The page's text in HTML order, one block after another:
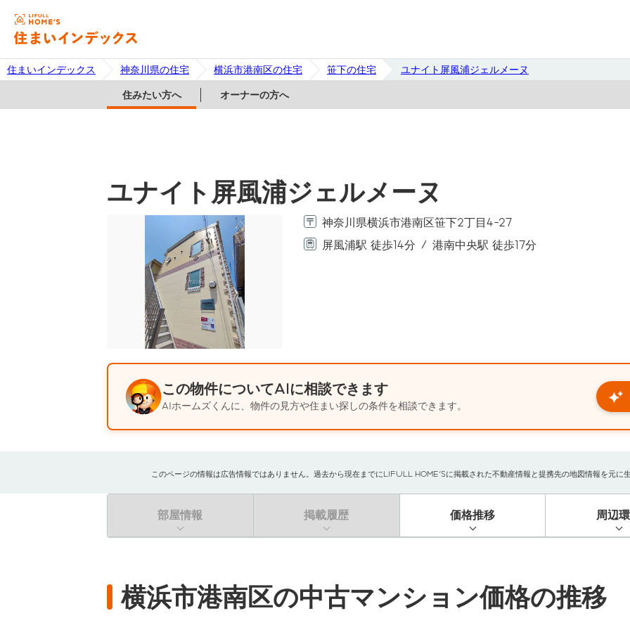
住まいインデックス 神奈川県の住宅 横浜市港南区の住宅 笹下の住宅 ユナイト屏風浦ジェルメーヌ
住みたい方へ オーナーの方へ
ユナイト屏風浦ジェルメーヌ
神奈川県横浜市港南区笹下2丁目4-27
屏風浦駅 徒歩14分
港南中央駅 徒歩17分
この物件についてAIに相談できます
AIホームズくんに、物件の見方や住まい探しの条件を相談できます。
このページの情報は広告情報ではありません。過去から現在までにLIFULL HOME'Sに掲載された不動産情報と提携先の地図情報を元
部屋情報 掲載履歴 価格推移 周辺
横浜市港南区の中古マンション価格の推移